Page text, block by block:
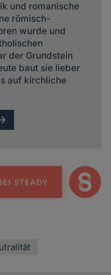
und romanische
römisch-
wurde und
der Grundstein
baut sie lieber
auf kirchliche